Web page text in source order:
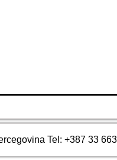
Tel: +387 33